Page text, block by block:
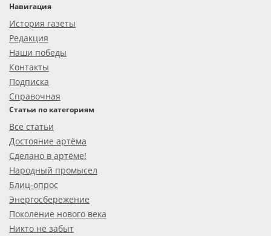
Навигация
История газеты
Редакция
Наши победы
Контакты
Подписка
Справочная
Статьи по категориям
Все статьи
Достояние артёма
Сделано в артёме!
Народный промысел
Блиц-опрос
Энергосбережение
Поколение нового века
Никто не забыт